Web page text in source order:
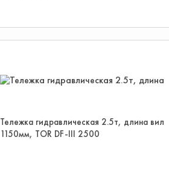
Тележка гидравлическая 2.5т, длина вил
1150мм, TOR DF-III 2500